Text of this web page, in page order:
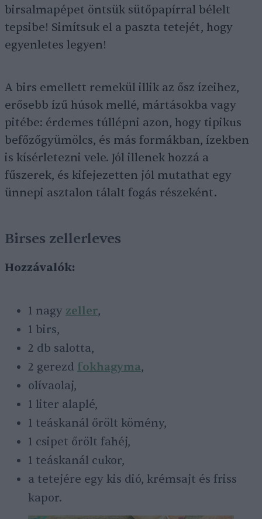
birsalmapépet öntsük sütőpapírral bélelt
tepsibe! Simítsuk el a paszta tetejét, hogy
egyenletes legyen!
A birs emellett remekül illik az ősz ízeihez,
erősebb ízű húsok mellé, mártásokba vagy
pitébe: érdemes túllépni azon, hogy tipikus
befőzőgyümölcs, és más formákban, ízekben
is kísérletezni vele. Jól illenek hozzá a
fűszerek, és kifejezetten jól mutathat egy
ünnepi asztalon tálalt fogás részeként.
Birses zellerleves
Hozzávalók:
1 nagy zeller,
1 birs,
2 db salotta,
2 gerezd fokhagyma,
olívaolaj,
1 liter alaplé,
1 teáskanál őrölt kömény,
1 csipet őrölt fahéj,
1 teáskanál cukor,
a tetejére egy kis dió, krémsajt és friss
kapor.